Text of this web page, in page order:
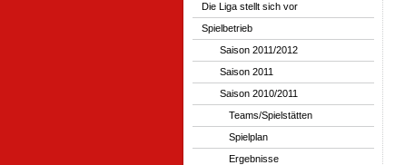
Die Liga stellt sich vor
Spielbetrieb
Saison 2011/2012
Saison 2011
Saison 2010/2011
Teams/Spielstätten
Spielplan
Ergebnisse